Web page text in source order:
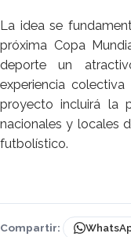
La idea se
próxima Copa
deporte un
experiencia
proyecto incluirá la
nacionales y locales
futbolístico.
Compartir: